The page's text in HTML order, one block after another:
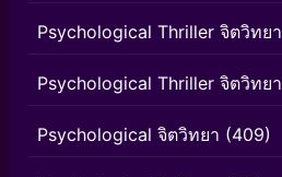
Psychological Thriller จิตวิทยา
Psychological Thriller จิตวิทยา
Psychological จิตวิทยา (409)